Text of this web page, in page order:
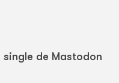
single de Mastodon